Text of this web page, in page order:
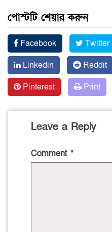
পোস্টটি শেয়ার করুন
Facebook Twitter
Linkedin
Reddit
Pinterest
Print
Leave a Reply
Comment *